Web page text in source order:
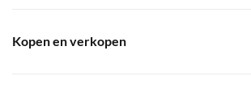
Kopen en verkopen